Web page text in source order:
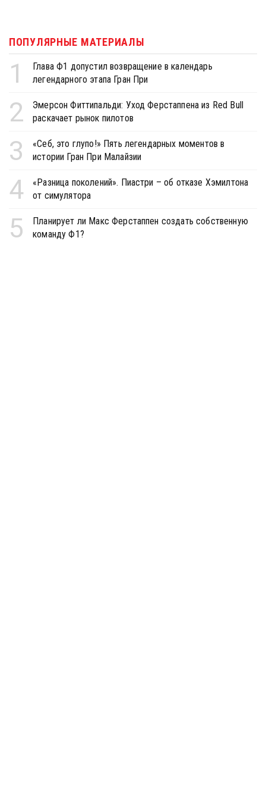
ПОПУЛЯРНЫЕ МАТЕРИАЛЫ
1
Глава Ф1 допустил возвращение в календарь
легендарного этапа Гран При
2
Эмерсон Фиттипальди: Уход Ферстаппена из Red Bull
раскачает рынок пилотов
3
«Себ, это глупо!» Пять легендарных моментов в
истории Гран При Малайзии
4
«Разница поколений». Пиастри – об отказе Хэмилтона
от симулятора
5
Планирует ли Макс Ферстаппен создать собственную
команду Ф1?